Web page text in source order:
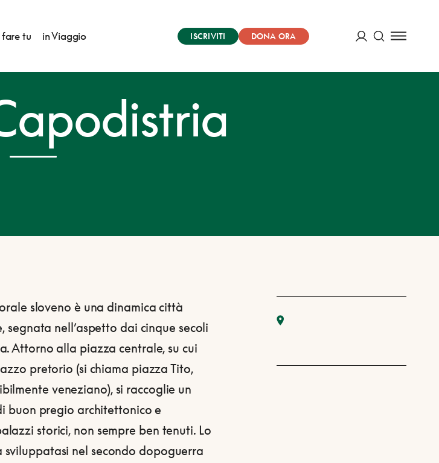
tu in Viaggio ISCRIVITI
DONA ORA
sloveno è una dinamica città
nell’aspetto dai cinque secoli
Attorno alla piazza centrale, su cui
pretorio (si chiama piazza Tito,
veneziano), si raccoglie un
buon pregio architettonico e
storici, non sempre ben tenuti. Lo
nel secondo dopoguerra